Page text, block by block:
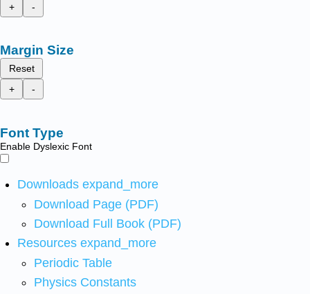
+
-
Margin Size
Reset
+
-
Font Type
Enable Dyslexic Font
Downloads expand_more
Download Page (PDF)
Download Full Book (PDF)
Resources expand_more
Periodic Table
Physics Constants